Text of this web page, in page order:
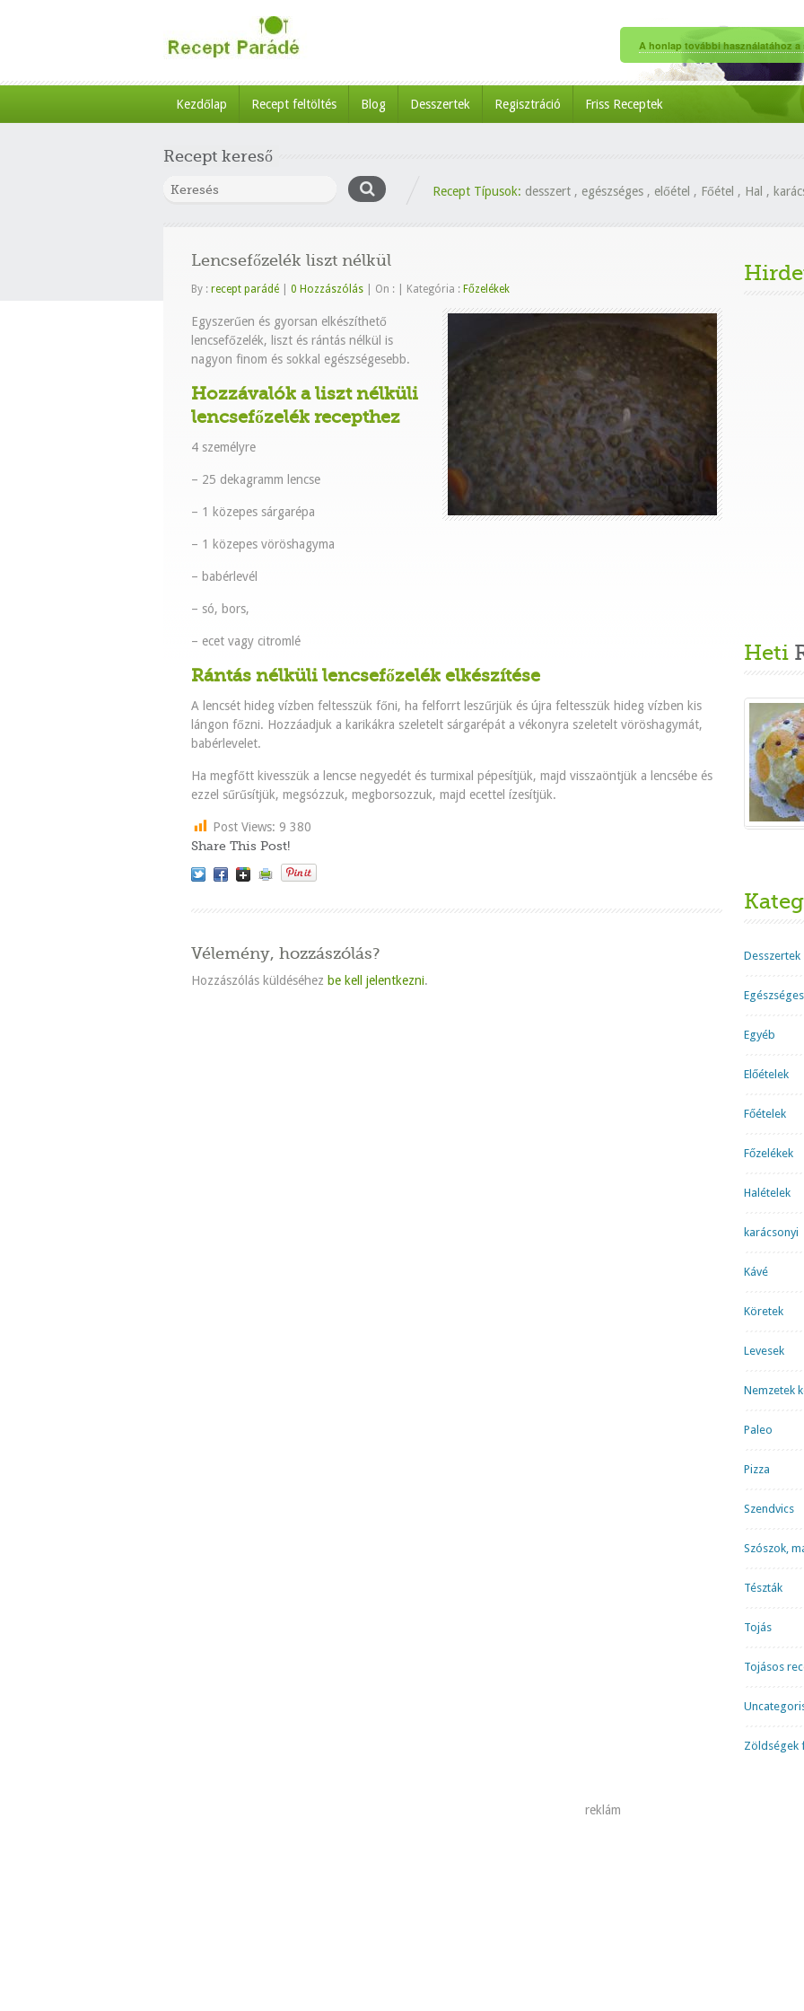
Kezdőlap Recept feltöltés Blog Desszertek Regisztráció Friss Receptek
Recept kereső
Recept Típusok: desszert , egészséges , előétel , Főétel , Hal ,
Lencsefőzelék liszt nélkül
By : recept parádé 0 Hozzászólás On : Kategória : Főzelékek
Egyszerűen és gyorsan elkészíthető
lencsefőzelék, liszt és rántás nélkül is
nagyon finom és sokkal egészségesebb.
Hozzávalók a liszt nélküli
lencsefőzelék recepthez
4 személyre
– 25 dekagramm lencse
– 1 közepes sárgarépa
– 1 közepes vöröshagyma
– babérlevél
– só, bors,
– ecet vagy citromlé
Rántás nélküli lencsefőzelék elkészítése
A lencsét hideg vízben feltesszük főni, ha felforrt leszűrjük és újra feltesszük hideg vízben kis
lángon főzni. Hozzáadjuk a karikákra szeletelt sárgarépát a vékonyra szeletelt vöröshagymát,
babérlevelet.
Ha megfőtt kivesszük a lencse negyedét és turmixal pépesítjük, majd visszaöntjük a lencsébe és
ezzel sűrűsítjük, megsózzuk, megborsozzuk, majd ecettel ízesítjük.
Post Views: 9 380
Share This Post!
Vélemény, hozzászólás?
Hozzászólás küldéséhez be kell jelentkezni.
Heti
Desszertek
Egészséges
Egyéb
Előételek
Főételek
Főzelékek
Halételek
karácsonyi
Kávé
Köretek
Levesek
Nemzetek
Paleo
Pizza
Szendvics
Szószok,
Tészták
Tojás
Tojásos
Zöldségek
reklám
A honlap további használatához